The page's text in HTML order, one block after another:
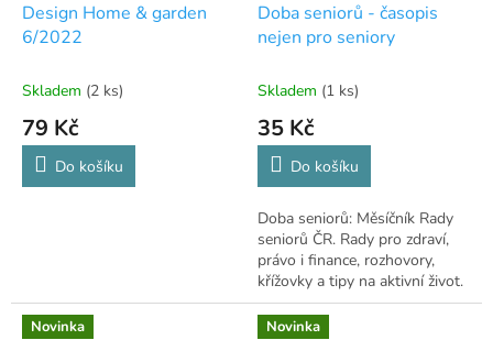
Design Home & garden
6/2022
Skladem (2 ks)
79 Kč
Do košíku
Doba seniorů - časopis
nejen pro seniory
Skladem (1 ks)
35 Kč
Do košíku
Doba seniorů: Měsíčník Rady
seniorů ČR. Rady pro zdraví,
právo i finance, rozhovory,
křížovky a tipy na aktivní život.
Novinka Novinka